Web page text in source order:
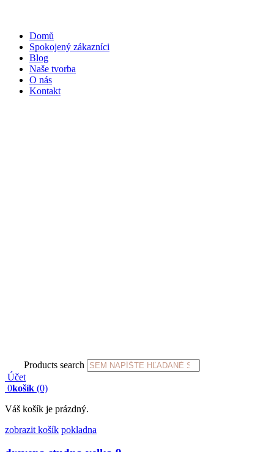
Domů
Spokojený zákazníci
Blog
Naše tvorba
O nás
Kontakt
Products search
Účet
0košík (0)
Váš košík je prázdný.
zobrazit košík pokladna